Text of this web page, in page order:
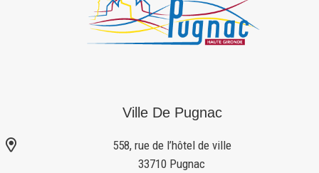
Ville De Pugnac
558, rue de l’hôtel de ville
33710 Pugnac